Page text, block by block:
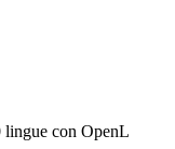
lingue con OpenL